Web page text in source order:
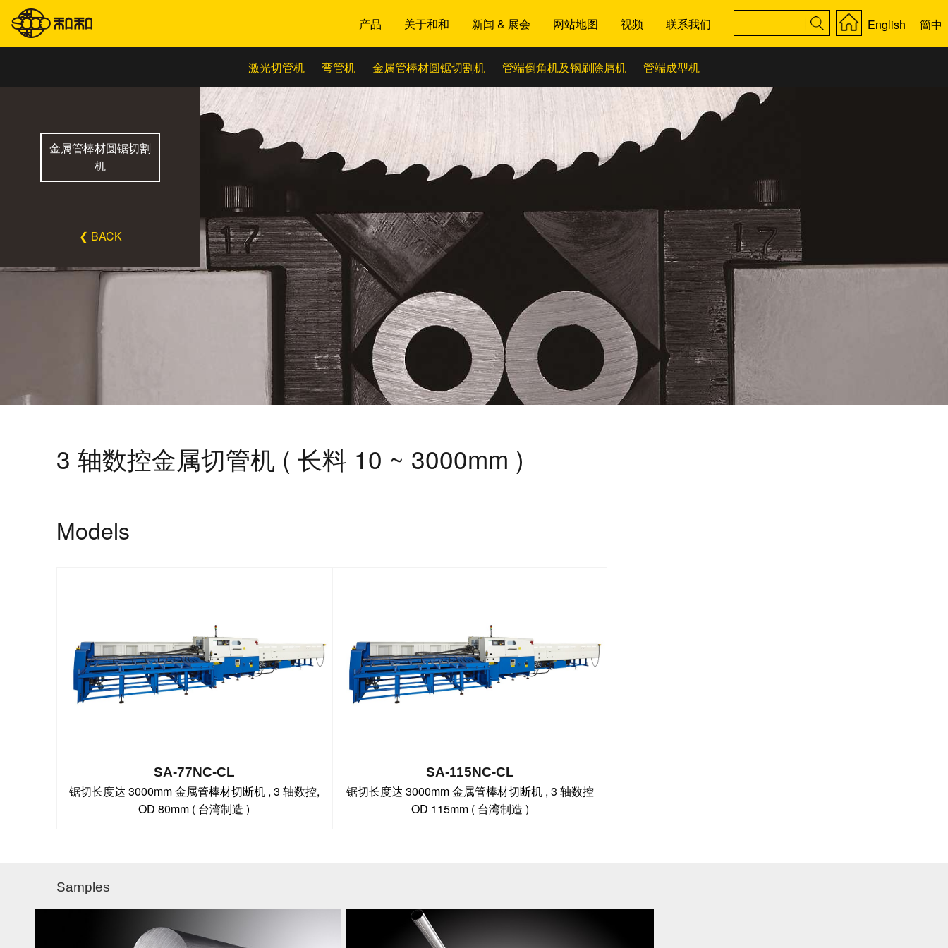
产品 关于和和 新闻 & 展会 网站地图 视频 联系我们 English 簡中
激光切管机 弯管机 金属管棒材圆锯切割机 管端倒角机及钢刷除屑机 管端成型机
金属管棒材圆锯切割
机
❮ BACK
3 轴数控金属切管机 ( 长料 10 ~ 3000mm )
Models
SA-77NC-CL
锯切长度达 3000mm 金属管棒材切断机 , 3 轴数控,
OD 80mm ( 台湾制造 )
SA-115NC-CL
锯切长度达 3000mm 金属管棒材切断机 , 3 轴数控
OD 115mm ( 台湾制造 )
Samples